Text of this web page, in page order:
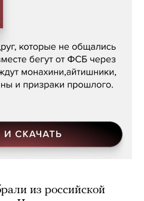
недалеко»
из российской